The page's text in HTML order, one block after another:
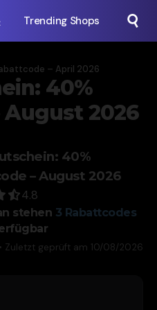
Trending Shops
40%
August 2026
– April 2026
40%
– August 2026
4.8
stehen 3 Rabattcodes
Zuletzt geprüft am 10/08/2026